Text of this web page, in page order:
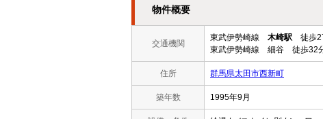
物件概要
交通機関
東武伊勢崎線 木崎駅 徒歩
東武伊勢崎線 細谷 徒歩32
住所 群馬県太田市西新町
築年数 1995年9月